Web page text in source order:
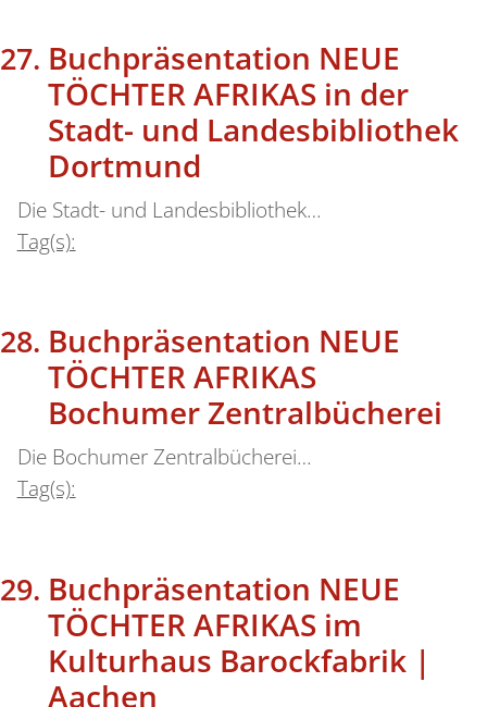
Buchpräsentation NEUE
TÖCHTER AFRIKAS in der
Stadt- und Landesbibliothek
Dortmund
Die Stadt- und Landesbibliothek…
Tag(s):
Buchpräsentation NEUE
TÖCHTER AFRIKAS
Bochumer Zentralbücherei
Die Bochumer Zentralbücherei…
Tag(s):
Buchpräsentation NEUE
TÖCHTER AFRIKAS im
Kulturhaus Barockfabrik |
Aachen